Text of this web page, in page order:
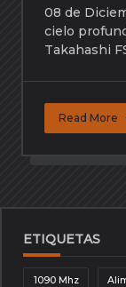
08 de
cielo
Takahashi
Read More
ETIQUETAS
1090 Mhz